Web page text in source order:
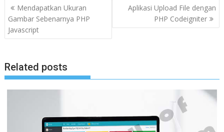
N
a
v
g
a
s
Mendapatkan Ukuran
Gambar Sebenarnya PHP
Javascript
Aplikasi Upload File dengan
PHP Codeigniter
Related posts